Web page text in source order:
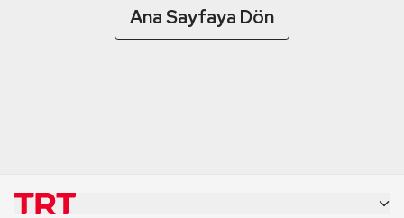
Ana Sayfaya Dön